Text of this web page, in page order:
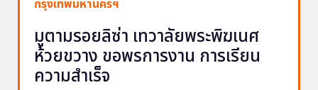
กรุงเทพมหานครฯ
มูตามรอยลิซ่า เทวาลัยพระพิฆเนศ
ห้วยขวาง ขอพรการงาน การเรียน
ความสำเร็จ